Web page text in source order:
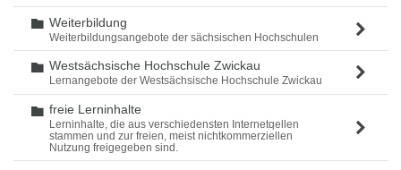
Ordner
Weiterbildung
Weiterbildungsangebote der sächsischen Hochschulen
Ordner
Westsächsische Hochschule Zwickau
Lernangebote der Westsächsische Hochschule Zwickau
Ordner
freie Lerninhalte
Lerninhalte, die aus verschiedensten Internetqellen
stammen und zur freien, meist nichtkommerziellen
Nutzung freigegeben sind.